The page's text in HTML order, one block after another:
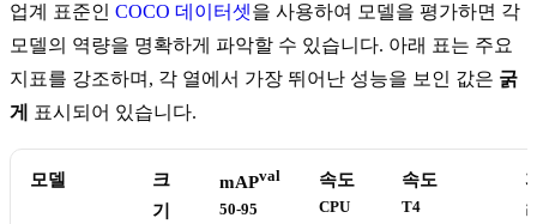
업계 표준인 COCO 데이터셋을 사용하여 모델을 평가하면 각
모델의 역량을 명확하게 파악할 수 있습니다. 아래 표는 주요
지표를 강조하며, 각 열에서 가장 뛰어난 성능을 보인 값은 굵
게
표시되어 있습니다.
모델
크
기
mAPval
50-95
속도
CPU
속도
T4